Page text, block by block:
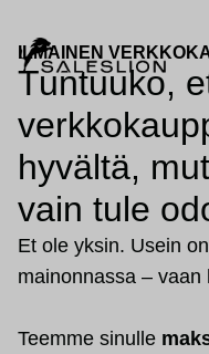
ILMAINEN
Tuntuuko,
hyvältä,
vain tule
Et ole yksin. Usein
mainonnassa – vaan
Teemme sinulle